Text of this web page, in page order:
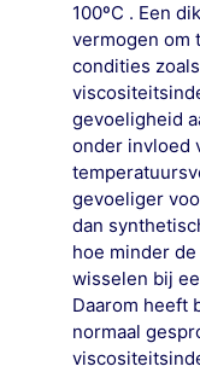
100ºC . Een
vermogen om
condities
gevoeligheid
onder invloed
gevoeliger
dan
hoe minder
wisselen bij
Daarom heeft
normaal